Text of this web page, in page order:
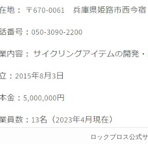
ロックブロス公式